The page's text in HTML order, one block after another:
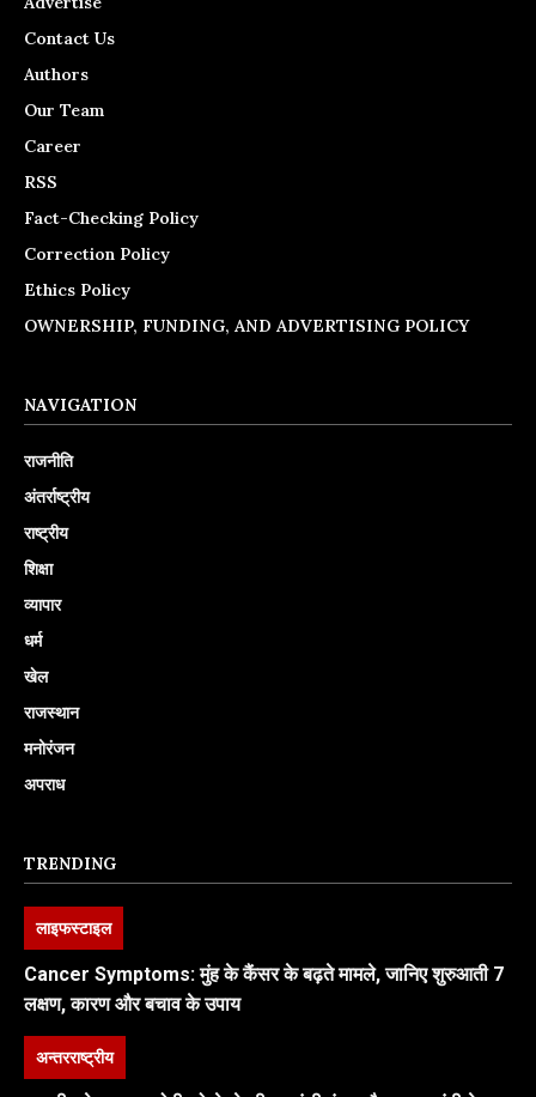
Contact Us
Authors
Our Team
Career
RSS
Fact-Checking Policy
Correction Policy
Ethics Policy
OWNERSHIP, FUNDING, AND ADVERTISING POLICY
NAVIGATION
राजनीति
अंतर्राष्ट्रीय
राष्ट्रीय
शिक्षा
व्यापार
धर्म
खेल
राजस्थान
मनोरंजन
अपराध
TRENDING
लाइफस्टाइल
Cancer Symptoms: मुंह के कैंसर के बढ़ते मामले, जानिए शुरुआती 7
लक्षण, कारण और बचाव के उपाय
अन्तरराष्ट्रीय